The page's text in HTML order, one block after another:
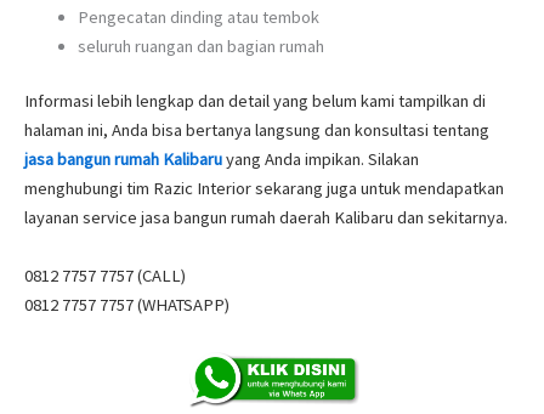
Pengecatan dinding atau tembok
seluruh ruangan dan bagian rumah
Informasi lebih lengkap dan detail yang belum kami tampilkan di
halaman ini, Anda bisa bertanya langsung dan konsultasi tentang
jasa bangun rumah Kalibaruyang Anda impikan. Silakan
menghubungi tim Razic Interior sekarang juga untuk mendapatkan
layanan service jasa bangun rumah daerah Kalibaru dan sekitarnya.
0812 7757 7757 (CALL)
0812 7757 7757 (WHATSAPP)